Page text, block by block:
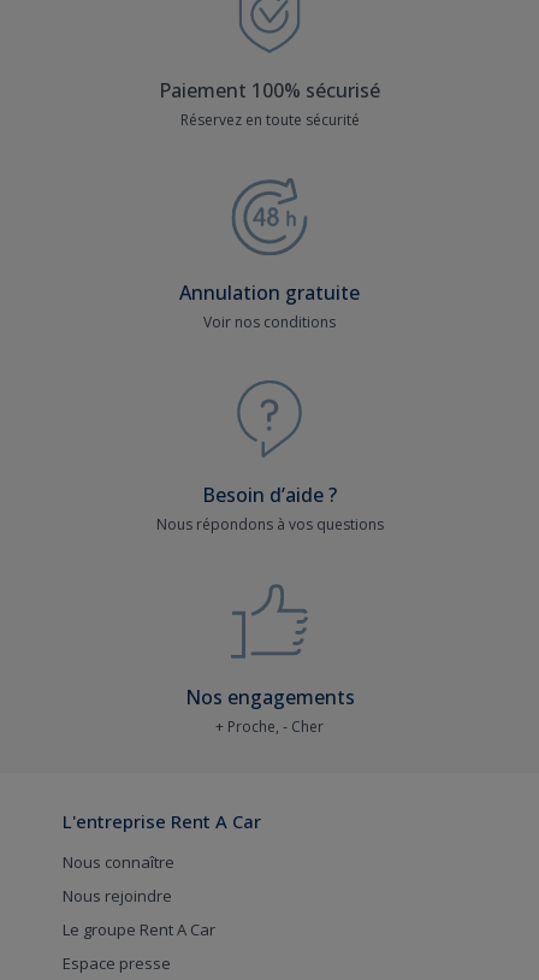
Paiement 100% sécurisé
Réservez en toute sécurité
Annulation gratuite
Voir nos conditions
Besoin d’aide ?
Nous répondons à vos questions
Nos engagements
+ Proche, - Cher
L'entreprise Rent A Car
Nous connaître
Nous rejoindre
Le groupe Rent A Car
Espace presse